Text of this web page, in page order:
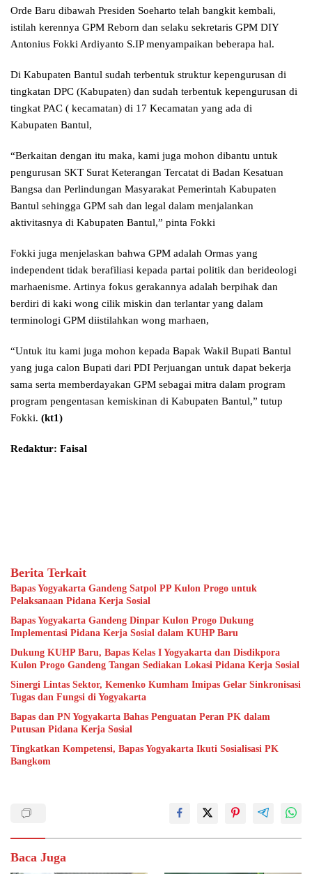
Orde Baru dibawah Presiden Soeharto telah bangkit kembali,
istilah kerennya GPM Reborn dan selaku sekretaris GPM DIY
Antonius Fokki Ardiyanto S.IP menyampaikan beberapa hal.
Di Kabupaten Bantul sudah terbentuk struktur kepengurusan di
tingkatan DPC (Kabupaten) dan sudah terbentuk kepengurusan di
tingkat PAC ( kecamatan) di 17 Kecamatan yang ada di
Kabupaten Bantul,
“Berkaitan dengan itu maka, kami juga mohon dibantu untuk
pengurusan SKT Surat Keterangan Tercatat di Badan Kesatuan
Bangsa dan Perlindungan Masyarakat Pemerintah Kabupaten
Bantul sehingga GPM sah dan legal dalam menjalankan
aktivitasnya di Kabupaten Bantul,” pinta Fokki
Fokki juga menjelaskan bahwa GPM adalah Ormas yang
independent tidak berafiliasi kepada partai politik dan berideologi
marhaenisme. Artinya fokus gerakannya adalah berpihak dan
berdiri di kaki wong cilik miskin dan terlantar yang dalam
terminologi GPM diistilahkan wong marhaen,
“Untuk itu kami juga mohon kepada Bapak Wakil Bupati Bantul
yang juga calon Bupati dari PDI Perjuangan untuk dapat bekerja
sama serta memberdayakan GPM sebagai mitra dalam program
program pengentasan kemiskinan di Kabupaten Bantul,” tutup
Fokki. (kt1)
Redaktur: Faisal
Berita Terkait
Bapas Yogyakarta Gandeng Satpol PP Kulon Progo untuk
Pelaksanaan Pidana Kerja Sosial
Bapas Yogyakarta Gandeng Dinpar Kulon Progo Dukung
Implementasi Pidana Kerja Sosial dalam KUHP Baru
Dukung KUHP Baru, Bapas Kelas I Yogyakarta dan Disdikpora
Kulon Progo Gandeng Tangan Sediakan Lokasi Pidana Kerja Sosial
Sinergi Lintas Sektor, Kemenko Kumham Imipas Gelar Sinkronisasi
Tugas dan Fungsi di Yogyakarta
Bapas dan PN Yogyakarta Bahas Penguatan Peran PK dalam
Putusan Pidana Kerja Sosial
Tingkatkan Kompetensi, Bapas Yogyakarta Ikuti Sosialisasi PK
Bangkom
Baca Juga